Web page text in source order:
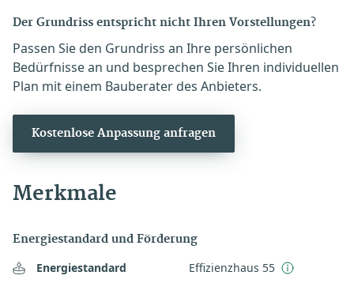
Der Grundriss entspricht nicht Ihren Vorstellungen?
Passen Sie den Grundriss an Ihre persönlichen
Bedürfnisse an und besprechen Sie Ihren individuellen
Plan mit einem Bauberater des Anbieters.
Kostenlose Anpassung anfragen
Merkmale
Energiestandard und Förderung
Energiestandard Effizienzhaus 55